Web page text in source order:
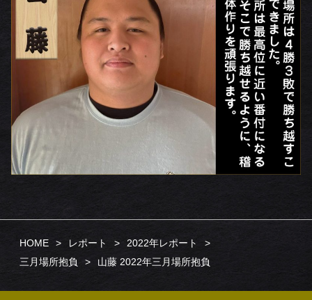
HOME レポート
2022年レポート
三月場所抱負
山藤 2022年三月場所抱負